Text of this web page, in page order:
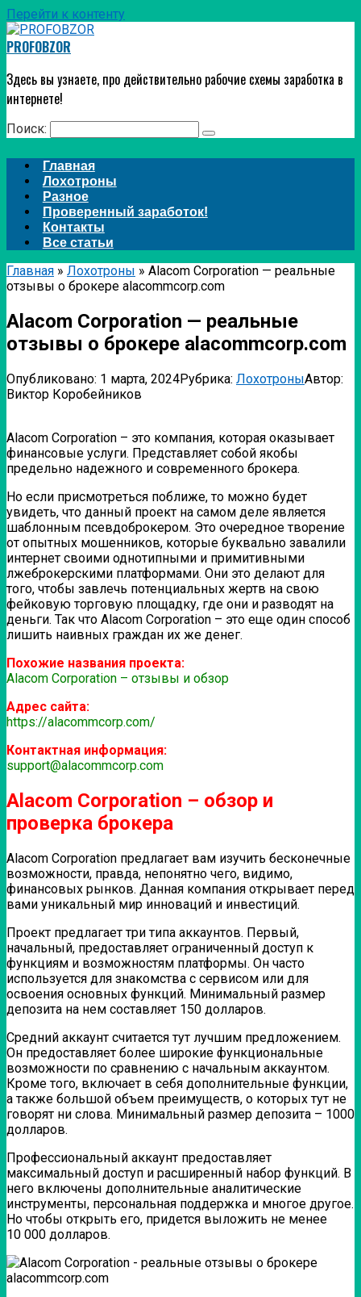
Перейти к контенту
PROFOBZOR
Здесь вы узнаете, про действительно рабочие схемы заработка в
интернете!
Поиск:
Главная
Лохотроны
Разное
Проверенный заработок!
Контакты
Все статьи
Главная » Лохотроны » Alacom Corporation — реальные
отзывы о брокере alacommcorp.com
Alacom Corporation — реальные
отзывы о брокере alacommcorp.com
Опубликовано: 1 марта, 2024Рубрика: ЛохотроныАвтор:
Виктор Коробейников
Alacom Corporation – это компания, которая оказывает
финансовые услуги. Представляет собой якобы
предельно надежного и современного брокера.
Но если присмотреться поближе, то можно будет
увидеть, что данный проект на самом деле является
шаблонным псевдоброкером. Это очередное творение
от опытных мошенников, которые буквально завалили
интернет своими однотипными и примитивными
лжеброкерскими платформами. Они это делают для
того, чтобы завлечь потенциальных жертв на свою
фейковую торговую площадку, где они и разводят на
деньги. Так что Alacom Corporation – это еще один способ
лишить наивных граждан их же денег.
Похожие названия проекта:
Alacom Corporation – отзывы и обзор
Адрес сайта:
https://alacommcorp.com/
Контактная информация:
support@alacommcorp.com
Alacom Corporation – обзор и
проверка брокера
Alacom Corporation предлагает вам изучить бесконечные
возможности, правда, непонятно чего, видимо,
финансовых рынков. Данная компания открывает перед
вами уникальный мир инноваций и инвестиций.
Проект предлагает три типа аккаунтов. Первый,
начальный, предоставляет ограниченный доступ к
функциям и возможностям платформы. Он часто
используется для знакомства с сервисом или для
освоения основных функций. Минимальный размер
депозита на нем составляет 150 долларов.
Средний аккаунт считается тут лучшим предложением.
Он предоставляет более широкие функциональные
возможности по сравнению с начальным аккаунтом.
Кроме того, включает в себя дополнительные функции,
а также большой объем преимуществ, о которых тут не
говорят ни слова. Минимальный размер депозита – 1000
долларов.
Профессиональный аккаунт предоставляет
максимальный доступ и расширенный набор функций. В
него включены дополнительные аналитические
инструменты, персональная поддержка и многое другое.
Но чтобы открыть его, придется выложить не менее
10 000 долларов.